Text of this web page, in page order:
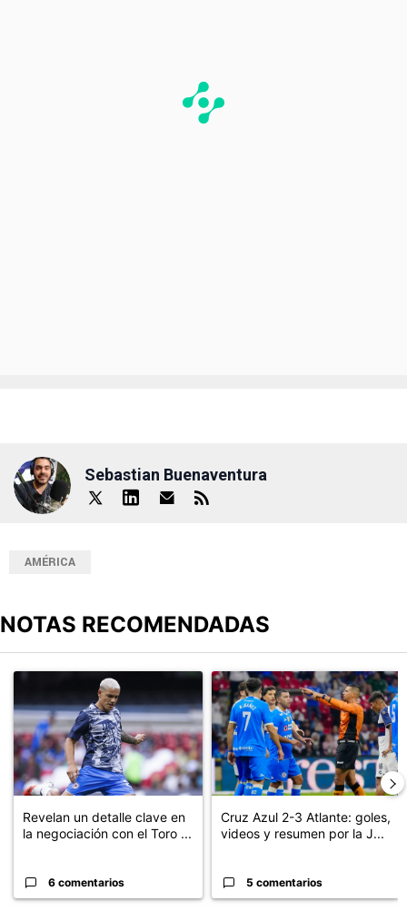
Sebastian Buenaventura
AMÉRICA
NOTAS RECOMENDADAS
Un artículo de tendencia con el título "Revelan un detalle clave
Revelan un detalle clave en
la negociación con el Toro ...
6 comentarios
Un artículo de tendencia con el
Cruz Azul 2-3 Atlante: goles,
videos y resumen por la J...
5 comentarios